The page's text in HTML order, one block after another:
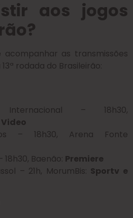
aos jogos
as transmissões
rodada do Brasileirão:
– 18h30,
– 18h30, Arena Fonte
18h30, Baenão: Premiere
– 21h, MorumBis: Sportv e